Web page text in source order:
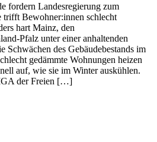
fordern Landesregierung zum
trifft Bewohner:innen schlecht
hart Mainz, den
Pfalz unter einer anhaltenden
Schwächen des Gebäudebestands im
gedämmte Wohnungen heizen
auf, wie sie im Winter auskühlen.
der Freien […]